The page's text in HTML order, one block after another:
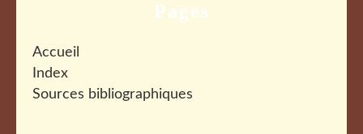
Pages
Accueil
Index
Sources bibliographiques